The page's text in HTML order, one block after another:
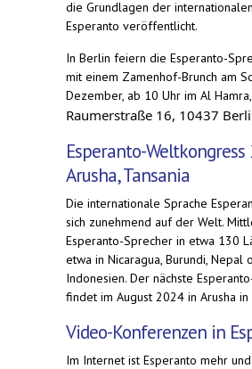
die Grundlagen der
Esperanto veröffentlicht.
In Berlin feiern die Esperanto-
mit einem Zamenhof-Brunch am
Dezember, ab 10 Uhr im Al Hamra,
Raumerstraße 16, 10437
Esperanto-Weltkongress
Arusha, Tansania
Die internationale Sprache
sich zunehmend auf der Welt.
Esperanto-Sprecher in etwa 130
etwa in Nicaragua, Burundi, Nepal
Indonesien. Der nächste
findet im August 2024 in Arusha in
Video-Konferenzen in
Im Internet ist Esperanto mehr